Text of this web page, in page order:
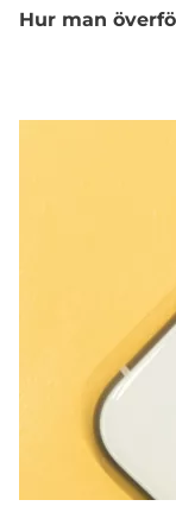
Hur man